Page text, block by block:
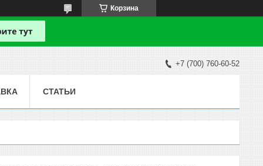
Корзина
+7 (700) 760-60-52
СТАТЬИ